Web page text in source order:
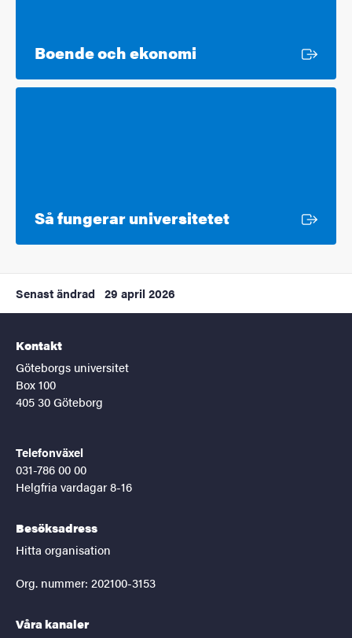
Boende och ekonomi
Så fungerar universitetetExtern länk
Senast ändrad 29 april 2026
Kontakt
Göteborgs universitet
Box 100
405 30 Göteborg
Telefonväxel
031-786 00 00
Helgfria vardagar 8-16
Besöksadress
Hitta organisation
Org. nummer: 202100-3153
Våra kanaler